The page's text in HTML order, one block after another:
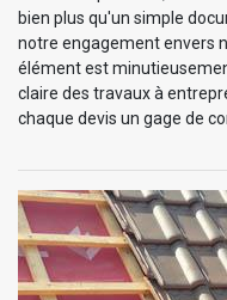
bien plus qu'un simple
notre engagement envers
élément est
claire des travaux à
chaque devis un gage de